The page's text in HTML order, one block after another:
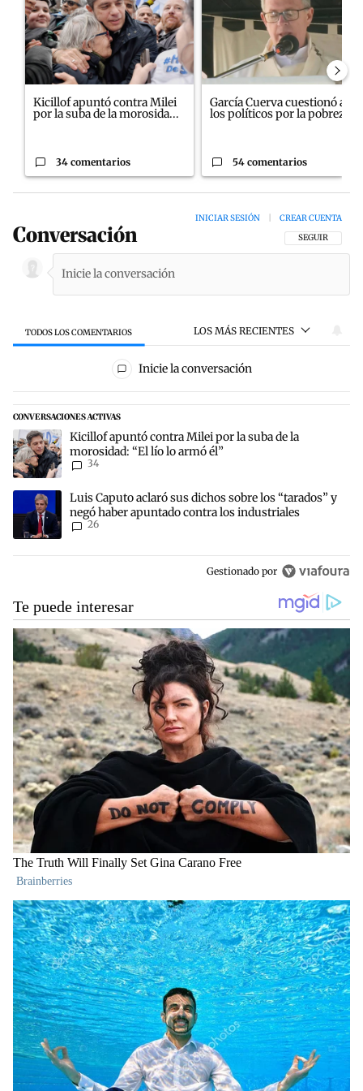
Kicillof apuntó contra Milei
por la suba de la morosida...
34 comentarios
García Cuerva cuestionó a
los políticos por la pobreza
54 comentarios
Conversación SIGA ESTA
SEGUIR
INICIAR SESIÓN CREAR CUENTA
TODOS LOS COMENTARIOS LOS MÁS RECIENTES
Todos los comentarios
Inicie la conversación
CONVERSACIONES ACTIVAS
Este listado muestra los artículos con más comentarios en los
Un artículo de tendencia con el título "Kicillof apuntó contra Milei
Kicillof apuntó contra Milei por la suba de la
morosidad: “El lío lo armó él”
34
Un artículo de tendencia con el título "Luis Caputo aclaró sus
Luis Caputo aclaró sus dichos sobre los “tarados” y
negó haber apuntado contra los industriales
26
Gestionado por